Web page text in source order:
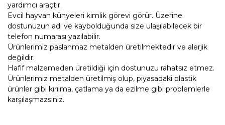
yardımcı araçtır.
Evcil hayvan künyeleri kimlik görevi görür. Üzerine
dostunuzun adı ve kaybolduğunda size ulaşılabilecek bir
telefon numarası yazılabilir.
Ürünlerimiz paslanmaz metalden üretilmektedir ve alerjik
değildir.
Hafif malzemeden üretildiği için dostunuzu rahatsız etmez.
Ürünlerimiz metalden üretilmiş olup, piyasadaki plastik
ürünler gibi kırılma, çatlama ya da ezilme gibi problemlerle
karşılaşmazsınız.